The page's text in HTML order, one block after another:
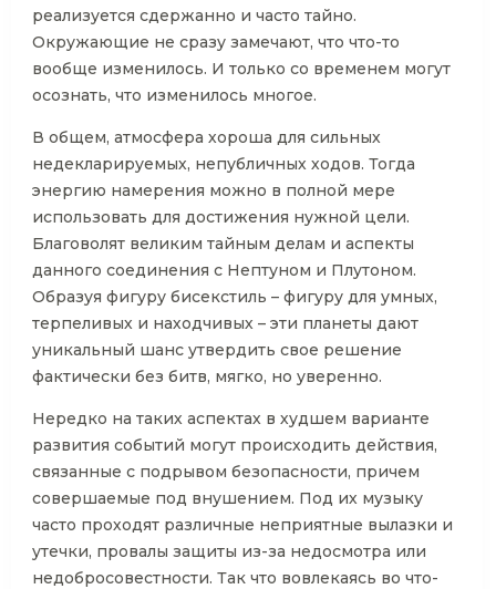
реализуется сдержанно и часто тайно.
Окружающие не сразу замечают, что что-то
вообще изменилось. И только со временем могут
осознать, что изменилось многое.
В общем, атмосфера хороша для сильных
недекларируемых, непубличных ходов. Тогда
энергию намерения можно в полной мере
использовать для достижения нужной цели.
Благоволят великим тайным делам и аспекты
данного соединения с Нептуном и Плутоном.
Образуя фигуру бисекстиль – фигуру для умных,
терпеливых и находчивых – эти планеты дают
уникальный шанс утвердить свое решение
фактически без битв, мягко, но уверенно.
Нередко на таких аспектах в худшем варианте
развития событий могут происходить действия,
связанные с подрывом безопасности, причем
совершаемые под внушением. Под их музыку
часто проходят различные неприятные вылазки и
утечки, провалы защиты из-за недосмотра или
недобросовестности. Так что вовлекаясь во что-